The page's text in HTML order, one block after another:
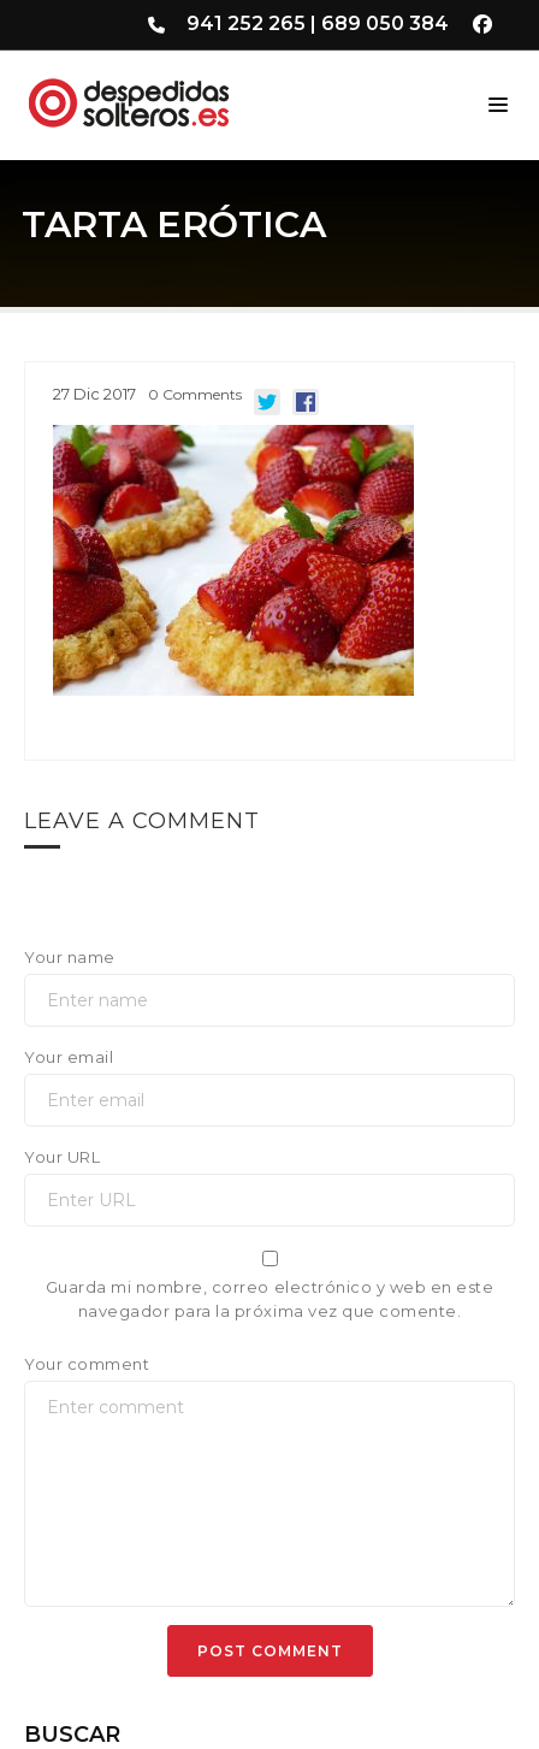
941 252 265 | 689 050 384
TARTA ERÓTICA
27 Dic 2017 0 Comments
LEAVE A COMMENT
Your name
Your email
Your URL
Guarda mi nombre, correo electrónico y web en este
navegador para la próxima vez que comente.
Your comment
BUSCAR